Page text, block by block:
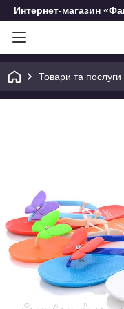
Интернет-магазин
Товари та послуги